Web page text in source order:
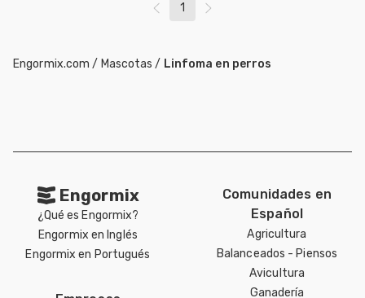
1
Engormix.com / Mascotas / Linfoma en perros
Engormix
¿Qué es Engormix?
Engormix en Inglés
Engormix en Portugués
Comunidades en
Español
Agricultura
Balanceados - Piensos
Avicultura
Ganadería